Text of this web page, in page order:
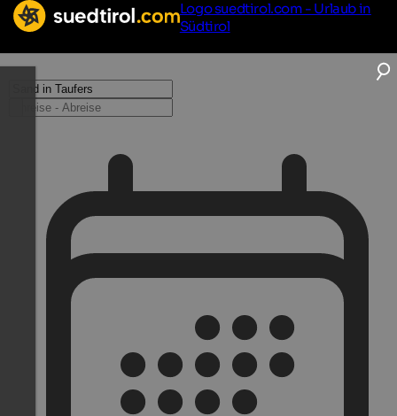
Logo suedtirol.com - Urlaub in
Südtirol